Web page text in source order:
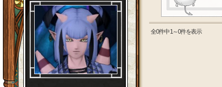
全0件中 1～0件を表示